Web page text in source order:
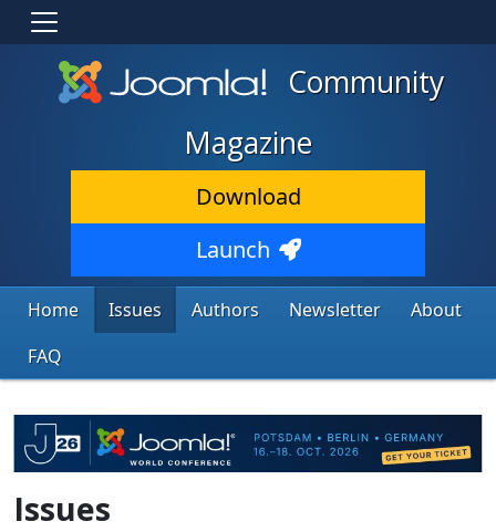
Community
Magazine
Download
Launch
Home Issues Authors Newsletter
About
FAQ
Issues